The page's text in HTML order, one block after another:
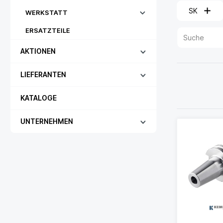
WERKSTATT
ERSATZTEILE
AKTIONEN
LIEFERANTEN
KATALOGE
UNTERNEHMEN
SK